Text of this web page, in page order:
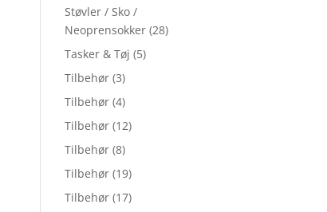
Støvler / Sko /
Neoprensokker (28)
Tasker & Tøj (5)
Tilbehør (3)
Tilbehør (4)
Tilbehør (12)
Tilbehør (8)
Tilbehør (19)
Tilbehør (17)